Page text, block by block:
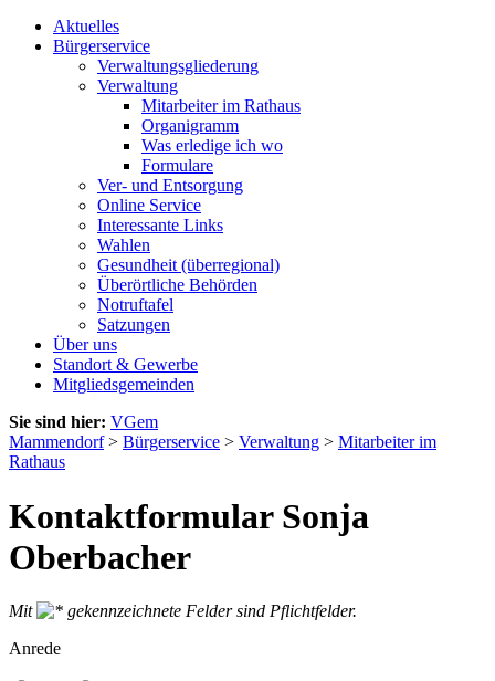
Aktuelles
Bürgerservice
Verwaltungsgliederung
Verwaltung
Mitarbeiter im Rathaus
Organigramm
Was erledige ich wo
Formulare
Ver- und Entsorgung
Online Service
Interessante Links
Wahlen
Gesundheit (überregional)
Überörtliche Behörden
Notruftafel
Satzungen
Über uns
Standort & Gewerbe
Mitgliedsgemeinden
Sie sind hier: VGem
Mammendorf> Bürgerservice > Verwaltung > Mitarbeiter im
Rathaus
Kontaktformular Sonja
Oberbacher
Mit
gekennzeichnete Felder sind Pflichtfelder.
Anrede